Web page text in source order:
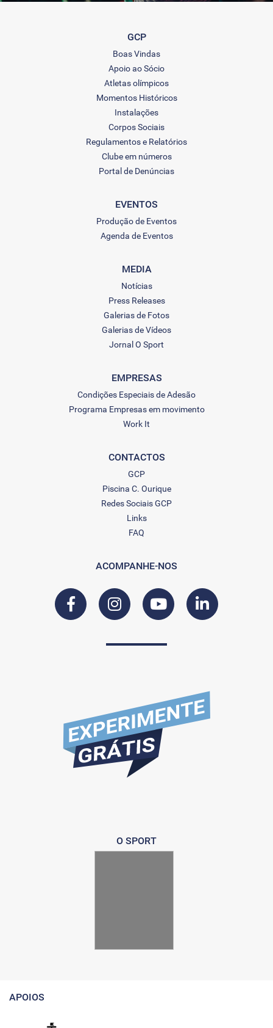
GCP
Boas Vindas
Apoio ao Sócio
Atletas olímpicos
Momentos Históricos
Instalações
Corpos Sociais
Regulamentos e Relatórios
Clube em números
Portal de Denúncias
EVENTOS
Produção de Eventos
Agenda de Eventos
MEDIA
Notícias
Press Releases
Galerias de Fotos
Galerias de Vídeos
Jornal O Sport
EMPRESAS
Condições Especiais de Adesão
Programa Empresas em movimento
Work It
CONTACTOS
GCP
Piscina C. Ourique
Redes Sociais GCP
Links
FAQ
ACOMPANHE-NOS
O SPORT
APOIOS